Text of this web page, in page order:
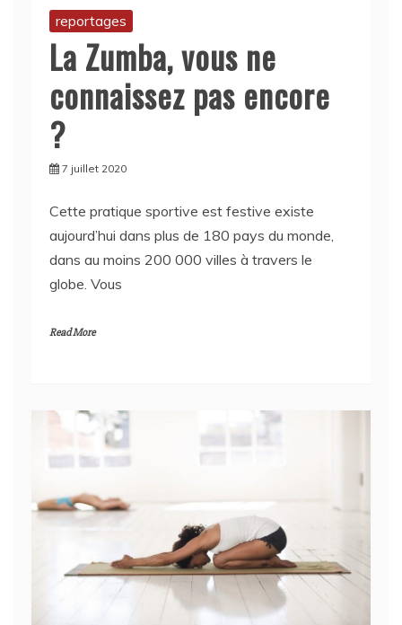
La Zumba, vous ne
connaissez pas encore
?
7 juillet 2020
Cette pratique sportive est festive existe
aujourd’hui dans plus de 180 pays du monde,
dans au moins 200 000 villes à travers le
globe. Vous